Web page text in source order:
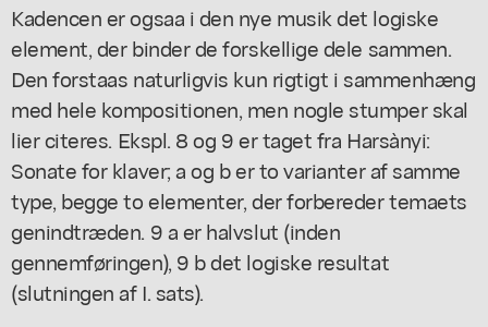
Kadencen er ogsaa i den nye musik det logiske
element, der binder de forskellige dele sammen.
Den forstaas naturligvis kun rigtigt i sammenhæng
med hele kompositionen, men nogle stumper skal
lier citeres. Ekspl. 8 og 9 er taget fra Harsànyi:
Sonate for klaver; a og b er to varianter af samme
type, begge to elementer, der forbereder temaets
genindtræden. 9 a er halvslut (inden
gennemføringen), 9 b det logiske resultat
(slutningen af I. sats).